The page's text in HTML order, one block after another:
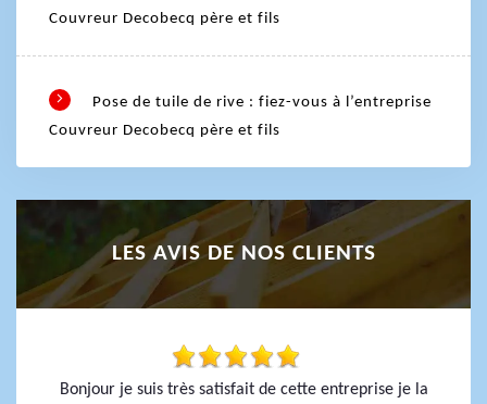
Couvreur Decobecq père et fils
Pose de tuile de rive : fiez-vous à l’entreprise
Couvreur Decobecq père et fils
LES AVIS DE NOS CLIENTS
Bonjour je suis très satisfait de cette entreprise je la